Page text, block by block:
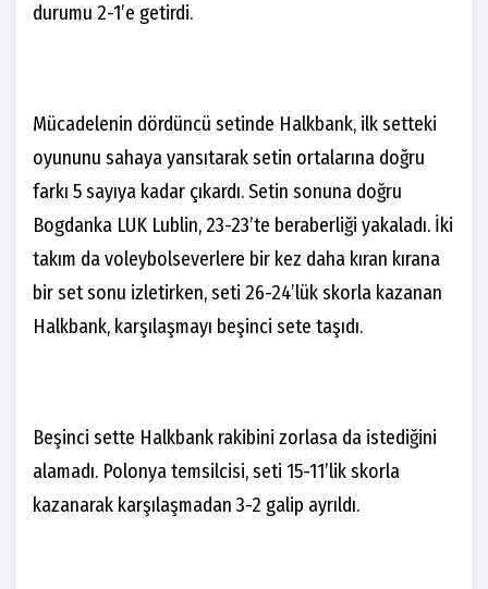
durumu 2-1’e getirdi.
Mücadelenin dördüncü setinde Halkbank, ilk setteki
oyununu sahaya yansıtarak setin ortalarına doğru
farkı 5 sayıya kadar çıkardı. Setin sonuna doğru
Bogdanka LUK Lublin, 23-23’te beraberliği yakaladı. İki
takım da voleybolseverlere bir kez daha kıran kırana
bir set sonu izletirken, seti 26-24’lük skorla kazanan
Halkbank, karşılaşmayı beşinci sete taşıdı.
Beşinci sette Halkbank rakibini zorlasa da istediğini
alamadı. Polonya temsilcisi, seti 15-11’lik skorla
kazanarak karşılaşmadan 3-2 galip ayrıldı.